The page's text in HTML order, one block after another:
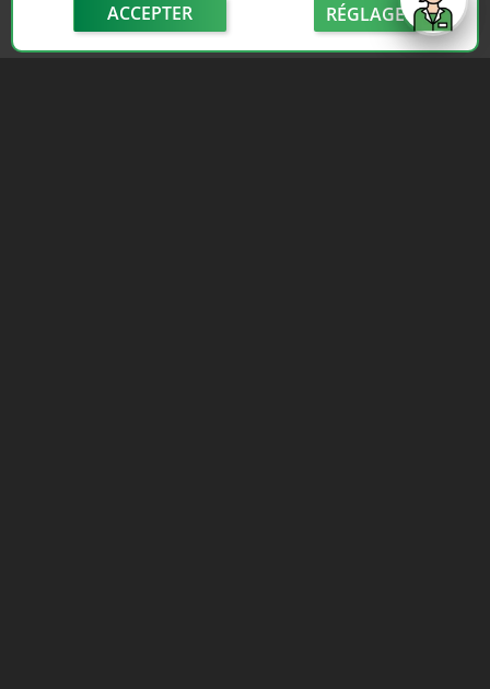
ACCEPTER RÉGLAGE